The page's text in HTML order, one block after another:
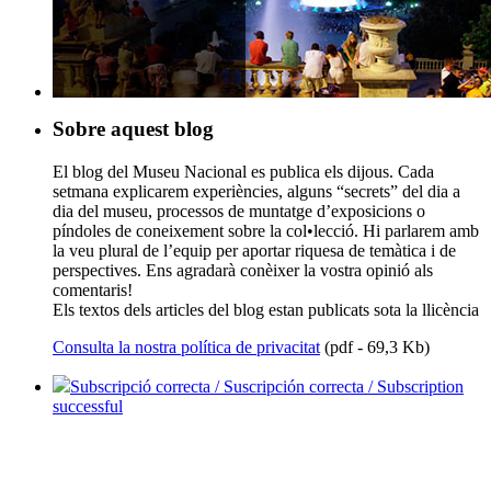
Sobre aquest blog
El blog del Museu Nacional es publica els dijous. Cada
setmana explicarem experiències, alguns “secrets” del dia a
dia del museu, processos de muntatge d’exposicions o
píndoles de coneixement sobre la col•lecció. Hi parlarem amb
la veu plural de l’equip per aportar riquesa de temàtica i de
perspectives. Ens agradarà conèixer la vostra opinió als
comentaris!
Els textos dels articles del blog estan publicats sota la llicència
Consulta la nostra política de privacitat (pdf - 69,3 Kb)
Subscripció correcta / Suscripción correcta / Subscription
successful